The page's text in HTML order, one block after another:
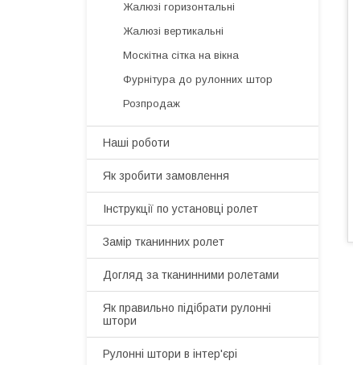
Жалюзі горизонтальні
Жалюзі вертикальні
Москітна сітка на вікна
Фурнітура до рулонних штор
Розпродаж
Наші роботи
Як зробити замовлення
Інструкції по установці ролет
Замір тканинних ролет
Догляд за тканинними ролетами
Як правильно підібрати рулонні
штори
Рулонні штори в інтер'єрі